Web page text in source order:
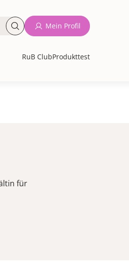
RuB ClubProdukttest
Mein Profil
für